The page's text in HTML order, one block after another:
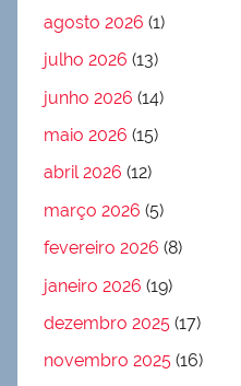
agosto 2026 (1)
julho 2026 (13)
junho 2026 (14)
maio 2026 (15)
abril 2026 (12)
março 2026 (5)
fevereiro 2026 (8)
janeiro 2026 (19)
dezembro 2025 (17)
novembro 2025 (16)